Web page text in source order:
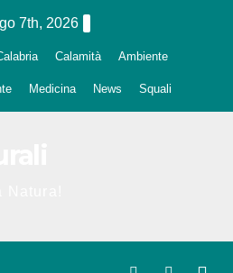
7th, 2026
Calamità Ambiente
Medicina News Squali